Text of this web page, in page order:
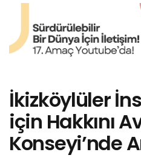
İkizköylüler
için Hakkını
Konseyi’nde